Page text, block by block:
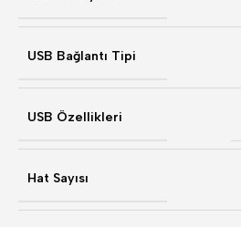
USB Bağlantı Tipi
USB Özellikleri
Hat Sayısı